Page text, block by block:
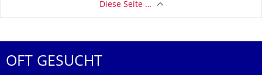
Diese Seite …
OFT GESUCHT